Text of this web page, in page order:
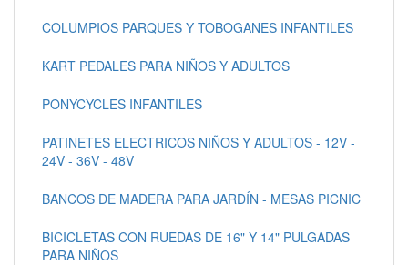
COLUMPIOS PARQUES Y TOBOGANES INFANTILES
KART PEDALES PARA NIÑOS Y ADULTOS
PONYCYCLES INFANTILES
PATINETES ELECTRICOS NIÑOS Y ADULTOS - 12V -
24V - 36V - 48V
BANCOS DE MADERA PARA JARDÍN - MESAS PICNIC
BICICLETAS CON RUEDAS DE 16" Y 14" PULGADAS
PARA NIÑOS